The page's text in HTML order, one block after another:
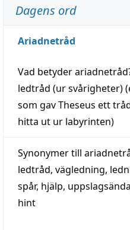
Dagens ord
Ariadnetråd
Vad betyderariadnetråd
ledtråd (ur svårigheter)
som gav Theseus ett
hitta ut ur labyrinten)
Synonymer till
ledtråd, vägledning,
spår, hjälp, uppslagsända
hint